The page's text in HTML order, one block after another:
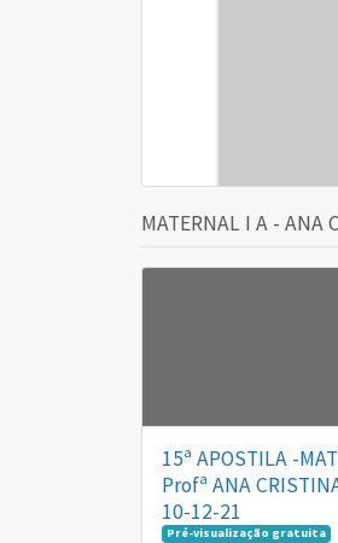
MATERNAL I A - ANA
15ª APOSTILA -
Profª ANA
10-12-21
Pré-visualização gratuita